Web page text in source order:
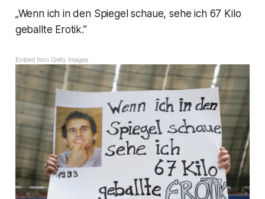
„Wenn ich in den Spiegel schaue, sehe ich 67 Kilo
geballte Erotik.”
Embed from Getty Images